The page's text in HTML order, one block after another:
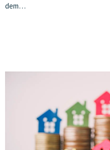
dem…